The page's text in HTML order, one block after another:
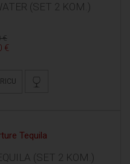
(SET 2 KOM.)
€
€
(SET 2 KOM.)